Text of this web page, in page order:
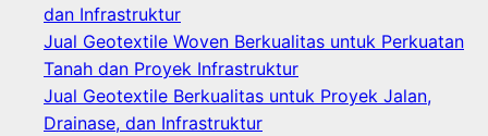
dan Infrastruktur
Jual Geotextile Woven Berkualitas untuk Perkuatan
Tanah dan Proyek Infrastruktur
Jual Geotextile Berkualitas untuk Proyek Jalan,
Drainase, dan Infrastruktur